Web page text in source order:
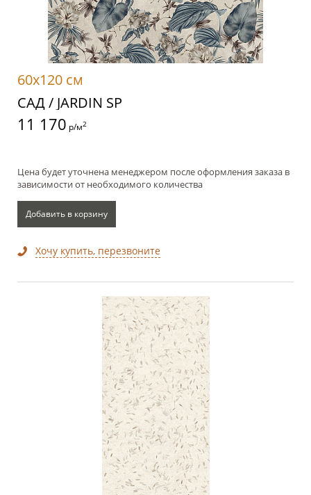
60x120 см
САД / JARDIN SP
11 170 р/м2
Цена будет уточнена менеджером после оформления заказа в
зависимости от необходимого количества
Добавить в корзину
Хочу купить, перезвоните